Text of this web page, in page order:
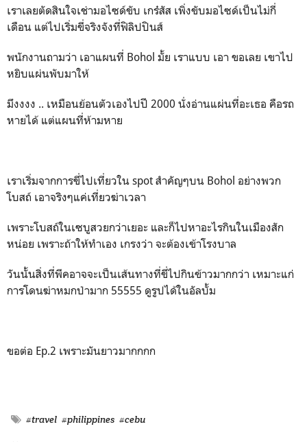
เราเลยตัดสินใจเช่ามอไซด์ขับ เกร๋สัส เพิ่งขับมอไซด์เป็นไม่กี่
เดือน แต่ไปเริ่มขี่จริงจังที่ฟิลิปปินส์
พนักงานถามว่า เอาแผนที่ Bohol มั้ย เราแบบ เอา ขอเลย เขาไป
หยิบแผ่นพับมาให้
มึงงงง .. เหมือนย้อนตัวเองไปปี 2000 นั่งอ่านแผ่นที่อะเธอ คือรถ
หายได้ แต่แผนที่ห้ามหาย
เราเริ่มจากการขี่ไปเที่ยวใน spot สำคัญๆบน Bohol อย่างพวก
โบสถ์ เอาจริงๆแค่เที่ยวฆ่าเวลา
เพราะโบสถ์ในเซบูสวยกว่าเยอะ และก็ไปหาอะไรกินในเมืองสัก
หน่อย เพราะถ้าให้ทำเอง เกรงว่า จะต้องเข้าโรงบาล
วันนั้นสิ่งที่พีคอาจจะเป็นเส้นทางที่ขี่ไปกินข้าวมากกว่า เหมาะแก่
การโดนฆ่าหมกป่ามาก 55555 ดูรูปได้ในอัลบั้ม
ขอต่อ Ep.2 เพราะมันยาวมากกกก
#travel #philippines #cebu